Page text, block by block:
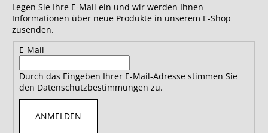
Legen Sie Ihre E-Mail ein und wir werden Ihnen
Informationen über neue Produkte in unserem E-Shop
zusenden.
E-Mail
Durch das Eingeben Ihrer E-Mail-Adresse stimmen Sie
den Datenschutzbestimmungen zu.
ANMELDEN